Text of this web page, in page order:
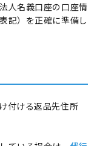
人名義口座の口座情
記）を正確に準備し
付ける返品先住所